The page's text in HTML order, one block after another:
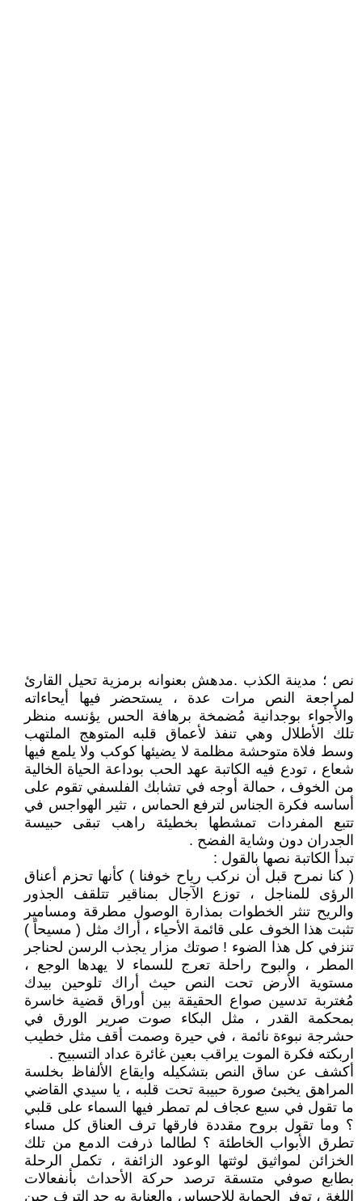
نص ؛ مدينة الكذب .مدهش بعنوانه برمزية تحيل القارئ
لمراجعة النص مرات عدة ، يستحضر فيها أيحاءاته
والأجواء بوجدانية مُضمخة برهافة الحس يؤنسه منظر
تلك الأطلال وهي تنفذ لأعماق قلبه المتوهج الملتهب
وسط فلاة متوحشة مظلمة لا يضيئها كوكب ولا يلمع فيها
شعاع ، تودع فيه الكاتبة عهد الحب بوداعة الحياة الخالية
من الخوف ، حمالة أوجه في تشابك الفلسفي تقوم على
أساسه فكرة الجناس لترفع الحماس ، تثير الهواجس في
تتبع المفردات تمشطها بخطيئة راهب تبقى حبيسة
الجدران دون وشاية الفضح .
تبدأ الكاتبة نصها بالقول :
( كنا نمرح قبل أن نركب رياح خوفنا ) كأنها تحزم أعناق
الرؤى للمناجل ، توزع الآجال بمناقير تتلقف الجذور
والريح تنثر الخطوات بمذارة الوصول مطرقة ومسامير
تثبت هذا الخوف على قائمة الأحياء ، أراك مثل ( مسيحاً )
تنزفي كل هذا الضوء ! صوتك مزار يجذب الرسن لحناجر
المطر ، والبوح راحلة تعرج للسماء لا يهدها الوجع ،
مستوية الأرض تحت النص حيث أراك تلوحين بيدك
مُغتربة تدسين صواع الحقيقة بين أوراق قضية خاسرة
بمحكمة القدر ، مثل البكاء صوت صرير الورق في
حشرجة نبوءة نائمة ، في حيرة وصمت أقف مثل خطيب
اربكته فكرة الموت يراقب بعين غائرة عداد التسبيح .
أكشف عن ساق النص بتشكيله وايقاع الألفاظ بخلسة
المراهق يخبئ صورة حبيبة تحت قلبه ، يا سيدي القاضي
ما تقول في سبع عجاف لم تمطر فيها السماء على قلبي
؟ وما تقول بروح مقددة فارقها ترف العناق كل مساء
تطرق الأبواب الخاطئة ؟ لطالما ذرفت الدمع من تلك
الخزائن لمواثيق لوثتها الوعود الزائفة ، تكمل الرحلة
بطابع صوفي متسقة ترصد حركة الأحداث بأنفعالات
اللغة ، توفر الحماية للإحساس والعناية به حد الترف حين